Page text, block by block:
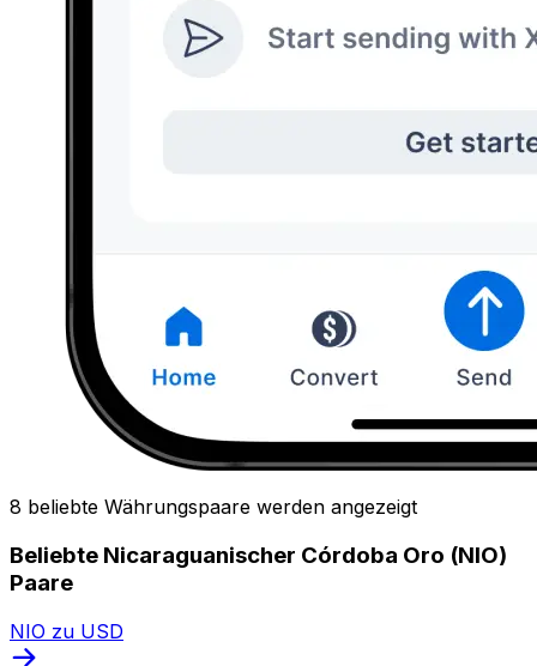
8 beliebte Währungspaare werden angezeigt
Beliebte Nicaraguanischer Córdoba Oro (NIO)
Paare
NIO zu USD